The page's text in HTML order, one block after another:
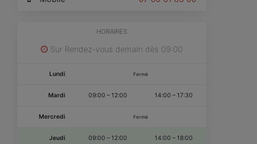
HORAIRES
Sur Rendez-vous demain dès 09:00
Lundi Fermé
Mardi 09:00 – 12:00 14:00 – 17:30
Mercredi Fermé
Jeudi 09:00 – 12:00 14:00 – 18:00